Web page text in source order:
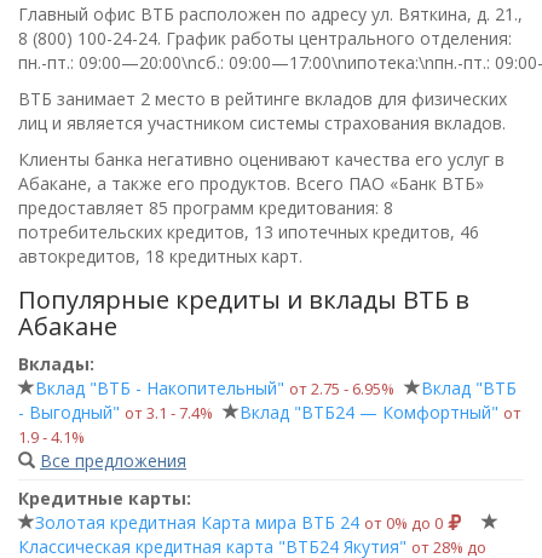
Главный офис ВТБ расположен по адресу ул. Вяткина, д. 21.,
8 (800) 100-24-24. График работы центрального отделения:
пн.-пт.: 09:00—20:00\nсб.: 09:00—17:00\nипотека:\nпн.-пт.:
ВТБ занимает 2 место в рейтинге вкладов для физических
лиц и является участником системы страхования вкладов.
Клиенты банка негативно оценивают качества его услуг в
Абакане, а также его продуктов. Всего ПАО «Банк ВТБ»
предоставляет 85 программ кредитования: 8
потребительских кредитов, 13 ипотечных кредитов, 46
автокредитов, 18 кредитных карт.
Популярные кредиты и вклады ВТБ в
Абакане
Вклады:
Вклад "ВТБ - Накопительный" от 2.75 ‑ 6.95%
Вклад "ВТБ
- Выгодный" от 3.1 ‑ 7.4% Вклад "ВТБ24 — Комфортный" от
1.9 ‑ 4.1%
Все предложения
Кредитные карты:
Золотая кредитная Карта мира ВТБ 24 от 0% до 0
Классическая кредитная карта "ВТБ24 Якутия" от 28% до